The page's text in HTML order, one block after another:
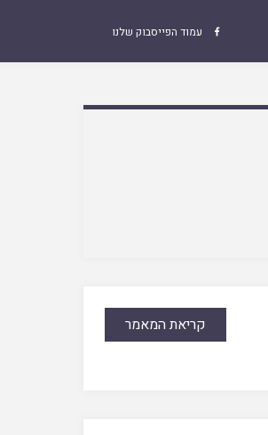
 עמוד הפייסבוק שלנו
קריאת המאמר